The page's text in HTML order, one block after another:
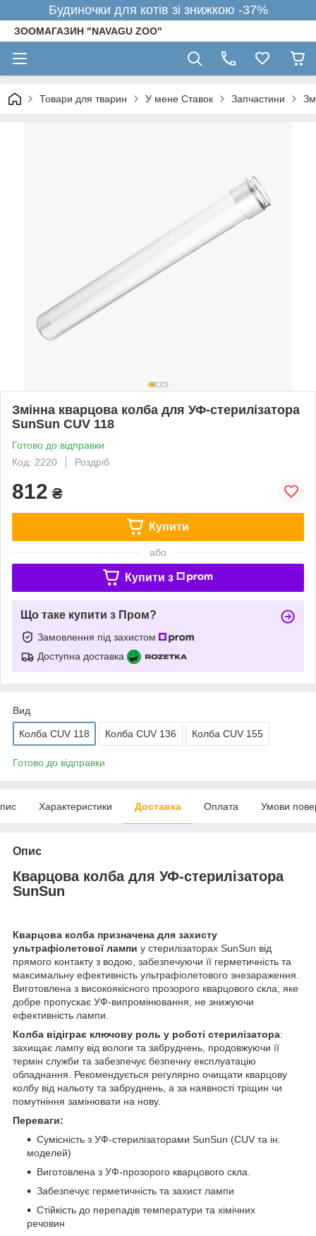
Будиночки для котів зі знижкою -37%
ЗООМАГАЗИН "NAVAGU ZOO"
Товари для тварин У мене Ставок Запчастини
Змінна кварцова колба для УФ-стерилізатора
SunSun CUV 118
Готово до відправки
Код: 2220
Роздріб
812 ₴
Купити
або
Купити з
Що таке купити з Пром?
Замовлення під захистом
Доступна доставка
Вид
Колба CUV 118 Колба CUV 136 Колба CUV 155
Готово до відправки
Характеристики Доставка Оплата Умови
Опис
Кварцова колба для УФ-стерилізатора
SunSun
Кварцова колба призначена для захисту
ультрафіолетової лампи у стерилізаторах SunSun від
прямого контакту з водою, забезпечуючи її герметичність та
максимальну ефективність ультрафіолетового знезараження.
Виготовлена з високоякісного прозорого кварцового скла, яке
добре пропускає УФ-випромінювання, не знижуючи
ефективність лампи.
Колба відіграє ключову роль у роботі стерилізатора:
захищає лампу від вологи та забруднень, продовжуючи її
термін служби та забезпечує безпечну експлуатацію
обладнання. Рекомендується регулярно очищати кварцову
колбу від нальоту та забруднень, а за наявності тріщин чи
помутніння замінювати на нову.
Переваги:
Сумісність з УФ-стерилізаторами SunSun (CUV та ін.
моделей)
Виготовлена з УФ-прозорого кварцового скла.
Забезпечує герметичність та захист лампи
Стійкість до перепадів температури та хімічних
речовин